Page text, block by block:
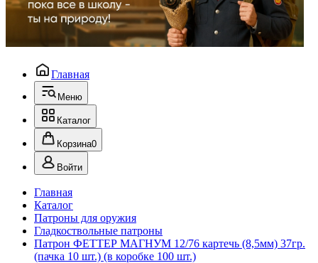
Главная
Меню
Каталог
Корзина0
Войти
Главная
Каталог
Патроны для оружия
Гладкоствольные патроны
Патрон ФЕТТЕР МАГНУМ 12/76 картечь (8,5мм) 37гр.
(пачка 10 шт.) (в коробке 100 шт.)